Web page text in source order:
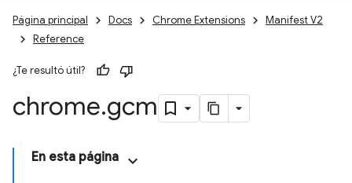
Página principal Docs Chrome Extensions
Manifest V2
Reference
¿Te resultó útil?
chrome.gcm
En esta página